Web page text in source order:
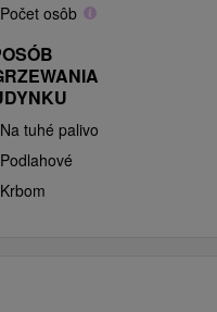
jazdu
teréne
Počet osôb
Na tuhé palivo
Podlahové
Krbom